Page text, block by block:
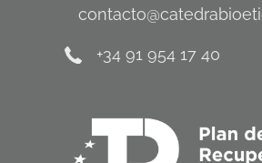
+34 91 954 17 40